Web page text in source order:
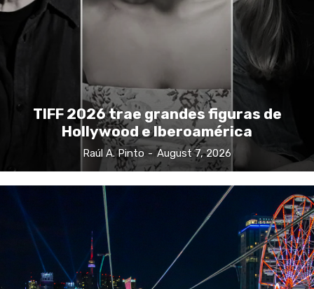
TIFF 2026 trae grandes figuras de
Hollywood e Iberoamérica
Raúl A. Pinto - August 7, 2026